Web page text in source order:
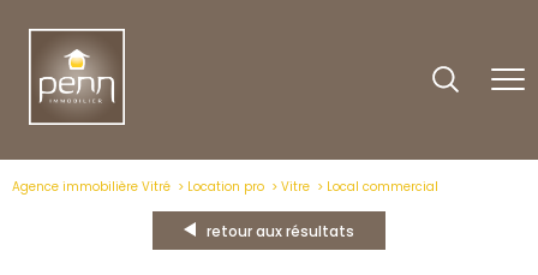
Agence immobilière Vitré Location pro Vitre Local commercial
retour aux résultats